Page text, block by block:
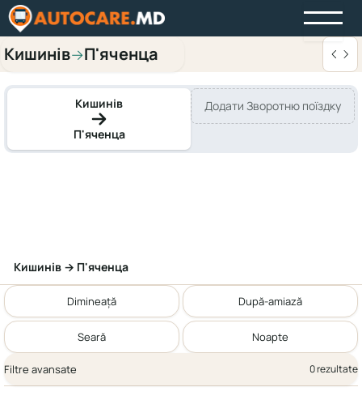
Кишинів→П'яченца
Кишинів
П'яченца
Додати Зворотню поїздку
Кишинів → П'яченца
Dimineață După-amiază
Seară Noapte
Filtre avansate 0 rezultate